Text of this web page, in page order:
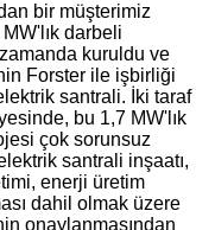
bir müşterimiz
darbeli
kuruldu ve
Forster ile işbirliği
santrali. İki taraf
bu 1,7 MW'lık
çok sorunsuz
santrali inşaatı,
enerji üretim
dahil olmak üzere
onaylanmasından